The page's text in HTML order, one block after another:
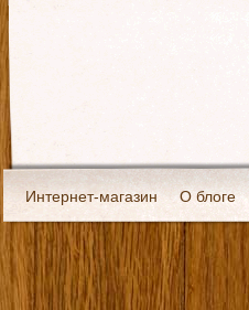
Интернет-магазин О блоге